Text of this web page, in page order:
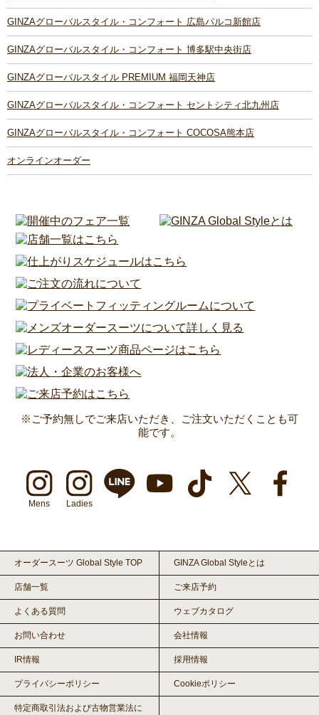
GINZAグローバルスタイル・コンフォート 広島パルコ新館店
GINZAグローバルスタイル・コンフォート 博多駅中央街店
GINZAグローバルスタイル PREMIUM 福岡天神店
GINZAグローバルスタイル・コンフォート セントシティ北九州店
GINZAグローバルスタイル・コンフォート COCOSA熊本店
オンラインオーダー
※ご予約無しでご来店いただき、ご注文いただくことも可
能です。
Mens Ladies
オーダースーツ Global Style TOP GINZA Global Styleとは
店舗一覧 ご来店予約
よくある質問 ウェブカタログ
お問い合わせ 会社情報
IR情報 採用情報
プライバシーポリシー Cookieポリシー
特定商取引法および古物営業法に